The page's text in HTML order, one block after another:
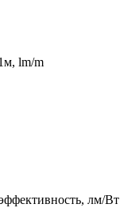
lm/m
лм/Вт